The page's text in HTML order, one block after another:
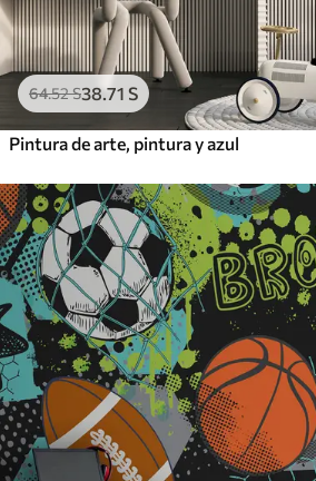
64.52S38.71 S
Pintura de arte, pintura y azul